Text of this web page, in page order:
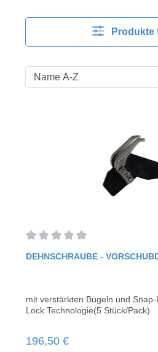
Produkte
DEHNSCHRAUBE -
mit verstärkten Bügeln und
Lock Technologie(5 Stück/Pack)
Regulärer Preis:
196,50 €